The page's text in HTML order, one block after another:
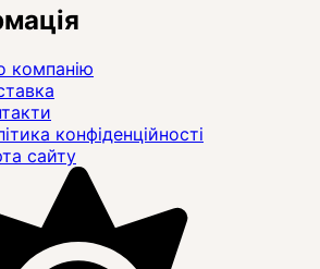
компанію
конфіденційності
сайту